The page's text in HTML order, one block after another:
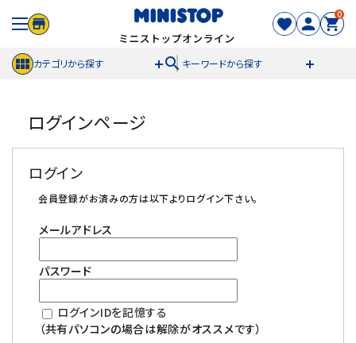
0
カテゴリから探す search キーワードから探す
meeting_room ログイン person 新規登録
セール商品
カテゴリから探す
冷凍食品
スイーツ
ログインページ
ログイン
会員登録がお済みの方は以下よりログイン下さい。
メールアドレス
パスワード
ログインIDを記憶する
（共有パソコンの場合は解除がオススメです）